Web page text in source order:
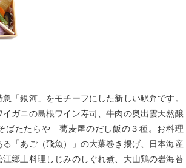
「銀河」をモチーフにした新しい駅弁です。
ガニの島根ワイン寿司、牛肉の奥出雲天然醸
ばたたらや 蕎麦屋のだし飯の３種。お料理
「あご（飛魚）」の大葉巻き揚げ、日本海産
郷土料理しじみのしぐれ煮、大山鶏の岩海苔